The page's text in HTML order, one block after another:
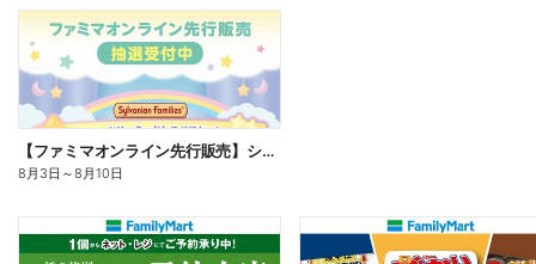
【ファミマオンライン先行販売】シルバニアファミリー
8月3日 ～8月10日